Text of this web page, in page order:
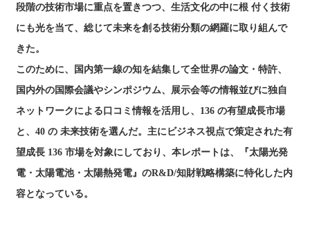
段階の技術市場に重点を置きつつ、生活文化の中に根 付く技術
にも光を当て、総じて未来を創る技術分類の網羅に取り組んで
きた。
このために、国内第一線の知を結集して全世界の論文・特許、
国内外の国際会議やシンポジウム、展示会等の情報並びに独自
ネットワークによる口コミ情報を活用し、136 の有望成長市場
と、40 の 未来技術を選んだ。主にビジネス視点で策定された有
望成長 136 市場を対象にしており、本レポートは、『太陽光発
電・太陽電池・太陽熱発電』のR&D/知財戦略構築に特化した内
容となっている。